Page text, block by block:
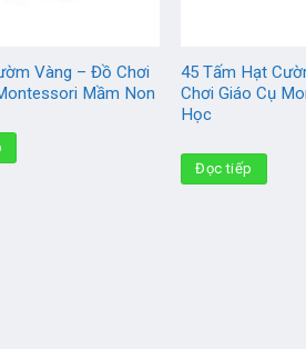
Vàng – Đồ Chơi
Mầm Non
45 Tấm Hạt
Chơi Giáo Cụ
Học
Đọc tiếp